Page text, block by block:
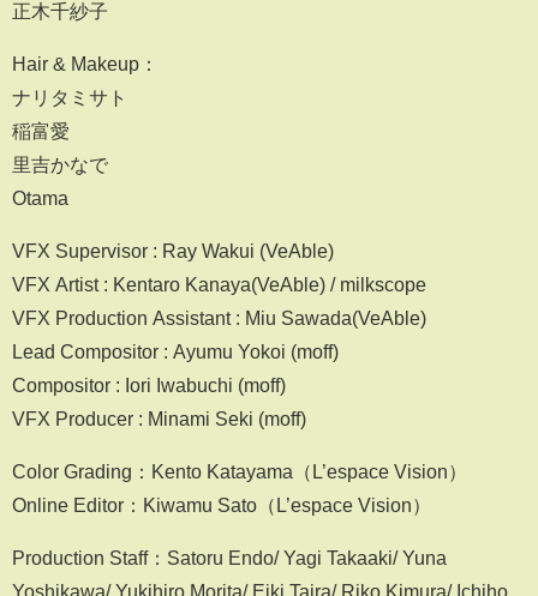
正木千紗子
Hair & Makeup：
ナリタミサト
稲富愛
里吉かなで
Otama
VFX Supervisor : Ray Wakui (VeAble)
VFX Artist : Kentaro Kanaya(VeAble) / milkscope
VFX Production Assistant : Miu Sawada(VeAble)
Lead Compositor : Ayumu Yokoi (moff)
Compositor : Iori Iwabuchi (moff)
VFX Producer : Minami Seki (moff)
Color Grading：Kento Katayama（L’espace Vision）
Online Editor：Kiwamu Sato（L’espace Vision）
Production Staff：Satoru Endo/ Yagi Takaaki/ Yuna
Yoshikawa/ Yukihiro Morita/ Eiki Taira/ Riko Kimura/ Ichiho